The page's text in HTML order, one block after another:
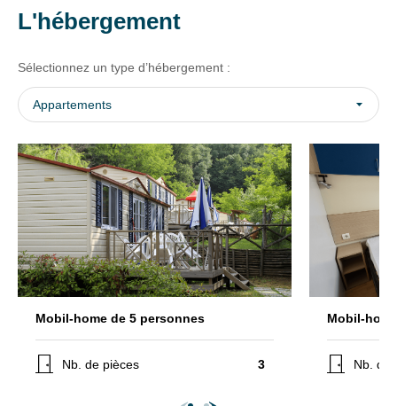
Powered
Usercentrics
Management
Platform
home
et
€
mobil-
home
Charme
(du
18/07
au
24/08,
inclus
le
reste
de
l’année).
plans :
L'hébergement
Sélectionnez un type d’hébergement :
Appartements
Mobil-home de 5 personnes
Nb. de pièces 3
Mobil-
Nb. de
nouveautés,
bons
promos,
idées
de
ou
conseils
pratiques
pour
bien
préparer
vos
vacances.